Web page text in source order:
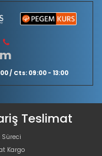
/ Cts: 09:00 - 13:00
Teslimat
Süreci
Kargo